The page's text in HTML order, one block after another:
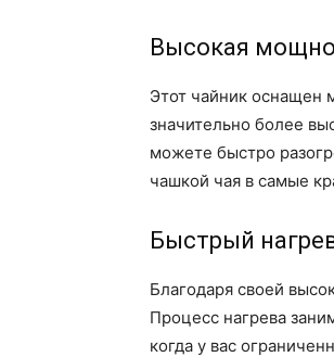
Высокая
Этот чайник оснащен
значительно более
можете быстро
чашкой чая в самые
Быстрый
Благодаря своей
Процесс нагрева
когда у вас